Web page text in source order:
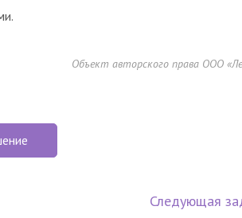
Объект авторского права ООО
Следующая